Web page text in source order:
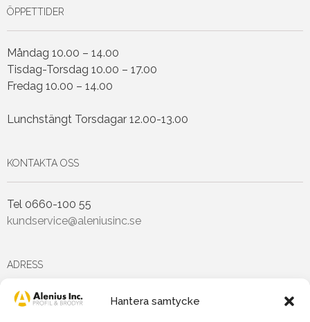
Hantera samtycke
ÖPPETTIDER
Måndag 10.00 – 14.00
Tisdag-Torsdag 10.00 – 17.00
Fredag 10.00 – 14.00
Lunchstängt Torsdagar 12.00-13.00
KONTAKTA OSS
Tel 0660-100 55
kundservice@aleniusinc.se
ADRESS
Hästmarksvägen 3D